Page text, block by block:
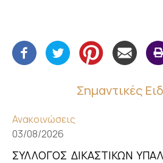
Σημαντικές
Ανακοινώσεις
03/08/2026
ΣΥΛΛΟΓΟΣ ΔΙΚΑΣΤΙΚΩΝ